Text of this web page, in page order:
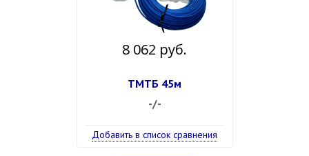
8 062 руб.
ТМТБ 45м
-/-
Добавить в список сравнения